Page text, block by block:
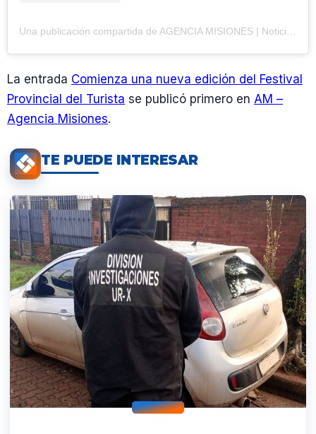
Una publicación compartida de AGENCIA MISIONES | Noticias (@agenciamisiones.uno)
La entrada Comienza una nueva edición del Festival
Provincial del Turista se publicó primero en AM –
Agencia Misiones.
TE PUEDE INTERESAR